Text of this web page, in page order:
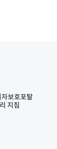
보호포탈
지침